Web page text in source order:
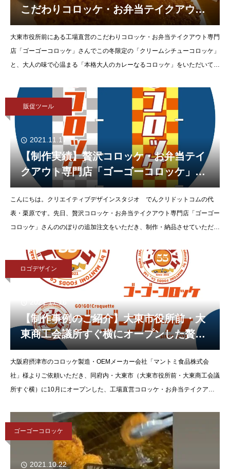
こだわりコロッケ・お弁当テイクアウト
専門店「ゴーゴーコロッケ」さんの期間
限定商品をテイクアウトしました。
大東市役所前にある工場直営のこだわりコロッケ・お弁当テイクアウト専門
店「ゴーゴーコロッケ」さんでこの冬限定の「クリームシチューコロッケ」
と、大人の味で心温まる「本格大人のカレーなるコロッケ」をいただいて帰
販促ツール
2021.11.17
【制作実績】贅沢コロッケ・お弁当テイ
クアウト専門店「ゴーゴーコロッケ」さ
んののぼりを制作・納品させていただき
ました。
こんにちは。クリエイティブデザインスタジオ でんクリドットコムの代
表・栗原です。先日、贅沢コロッケ・お弁当テイクアウト専門店「ゴーゴー
コロッケ」さんののぼりの追加注文をいただき、制作・納品させていただき
ロゴデザイン
2021.11.16
【制作事例のご紹介】大東市役所前・大
東商工会議所すぐ横にオープンした贅沢
コロッケ・お弁当テイクアウト専門店
「ゴーゴーコロッケ」さんのロゴデザイ
ンを制作させていただきました。
大阪府摂津市のコロッケ製造・OEMメーカー会社「マントミ食品株式会
社」様よりご依頼いただき、同府内・大東市（大東市役所前・大東商工会議
所すぐ横）に10月にオープンした、工場直営コロッケ・お弁当テイクアウ
ゴーゴーコロッケ
2021.10.22